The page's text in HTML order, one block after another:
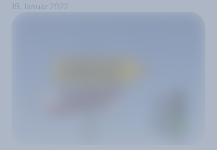
19. Januar 2022